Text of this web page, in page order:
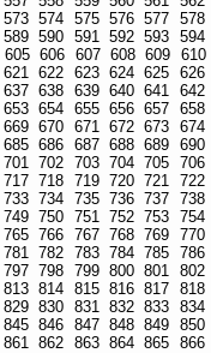
573 574 575 576 577 578
589 590 591 592 593 594
605 606 607 608 609 610
621 622 623 624 625 626
637 638 639 640 641 642
653 654 655 656 657 658
669 670 671 672 673 674
685 686 687 688 689 690
701 702 703 704 705 706
717 718 719 720 721 722
733 734 735 736 737 738
749 750 751 752 753 754
765 766 767 768 769 770
781 782 783 784 785 786
797 798 799 800 801 802
813 814 815 816 817 818
829 830 831 832 833 834
845 846 847 848 849 850
861 862 863 864 865 866